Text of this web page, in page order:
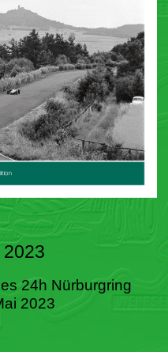
2023
24h Nürburgring
2023